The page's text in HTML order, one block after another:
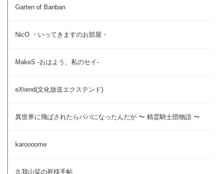
Garten of Banban
NicO ・いってきますのお部屋・
MakeS -おはよう、私のセイ-
eXtend(文化放送エクステンド)
異世界に飛ばされたらパパになったんだが 〜 精霊騎士団物語 〜
karoooome
久我山栞の死様手帖